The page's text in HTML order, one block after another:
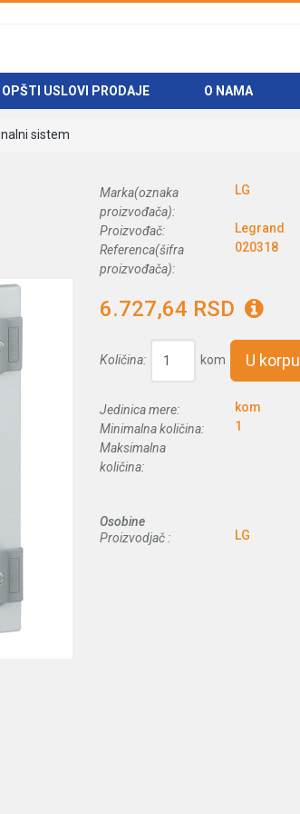
OPŠTI USLOVI PRODAJE O NAMA
sistem
Marka(oznaka
proizvođača):
LG
Proizvođač:
Legrand
Referenca(šifra
proizvođača):
020318
6.727,64 RSD
Količina: kom U korpu
Jedinica mere:
kom
Minimalna količina:
1
Maksimalna
količina:
Osobine
Proizvodjač :
LG